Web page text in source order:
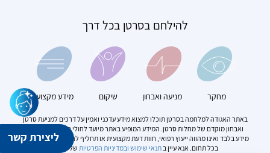
באתר האגודה למלחמה בסרטן תוכלו למצוא מידע עדכני ואמין על דרכים למניעת סרטן
ואבחון מוקדם של מחלות סרטן. המידע המופיע באתר מיועד לחולי סרטן. הוא מספק
מידע בלבד ואינו מהווה ייעוץ רפואי, חוות דעת מקצועית או תחליף להתייעצות עם מומחה
בכל תחום. אנא עיין בתנאי שימוש ובמדיניות הפרטיות של האתר
להילחם בסרטן בכל דרך
מחקר מניעה ואבחון שיקום מידע מקצועי
ליצירת קשר